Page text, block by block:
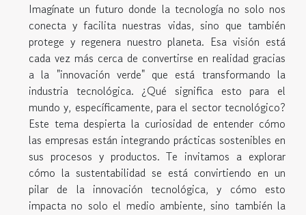
Imagínate un futuro donde la tecnología no solo nos
conecta y facilita nuestras vidas, sino que también
protege y regenera nuestro planeta. Esa visión está
cada vez más cerca de convertirse en realidad gracias
a la "innovación verde" que está transformando la
industria tecnológica. ¿Qué significa esto para el
mundo y, específicamente, para el sector tecnológico?
Este tema despierta la curiosidad de entender cómo
las empresas están integrando prácticas sostenibles en
sus procesos y productos. Te invitamos a explorar
cómo la sustentabilidad se está convirtiendo en un
pilar de la innovación tecnológica, y cómo esto
impacta no solo el medio ambiente, sino también la